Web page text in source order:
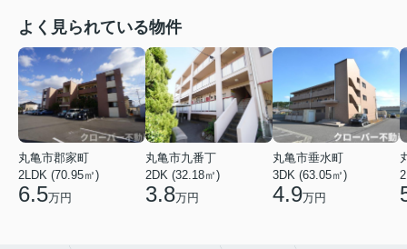
よく見られている物件
丸亀市郡家町
2LDK (70.95㎡)
6.5万円
丸亀市九番丁
2DK (32.18㎡)
3.8万円
丸亀市垂水町
3DK (63.05㎡)
4.9万円